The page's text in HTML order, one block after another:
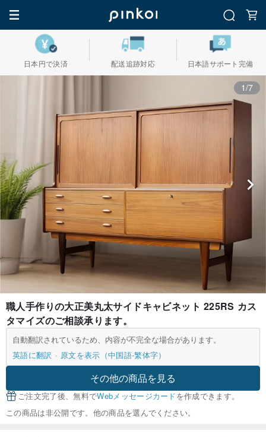
日本円で決済 配送追跡対応 日本語サポート完備
1/7
職人手作りの大正美丸太サイドキャビネット 225RS カス
タマイズのご相談承ります。
自動翻訳されているため、内容が不完全な場合があります。
英語に翻訳
原文を表示（中国語-繁体字）
その他の商品を見る
ご注文完了後、無料でWebメッセージカードを作成できます。
この商品は非公開です。他の商品を選んでください。